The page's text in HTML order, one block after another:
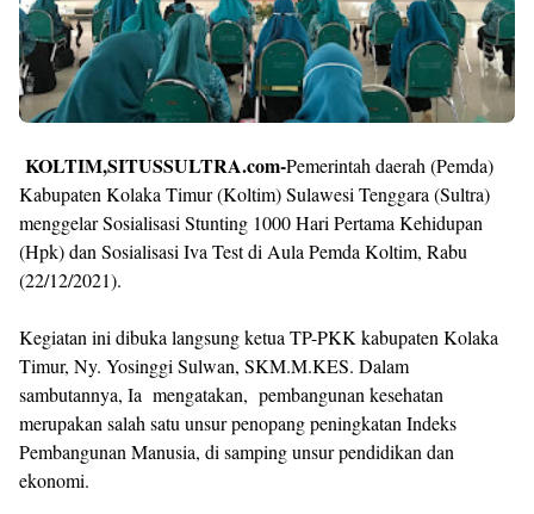
KOLTIM,SITUSSULTRA.com-Pemerintah daerah (Pemda)
Kabupaten Kolaka Timur (Koltim) Sulawesi Tenggara (Sultra)
menggelar Sosialisasi Stunting 1000 Hari Pertama Kehidupan
(Hpk) dan Sosialisasi Iva Test di Aula Pemda Koltim, Rabu
(22/12/2021).
Kegiatan ini dibuka langsung ketua TP-PKK kabupaten Kolaka
Timur, Ny. Yosinggi Sulwan, SKM.M.KES. Dalam
sambutannya, Ia mengatakan, pembangunan kesehatan
merupakan salah satu unsur penopang peningkatan Indeks
Pembangunan Manusia, di samping unsur pendidikan dan
ekonomi.